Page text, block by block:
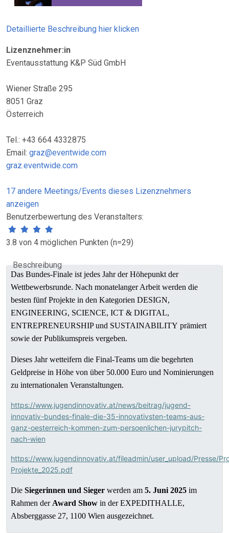
Detaillierte Beschreibung hier klicken
Lizenznehmer:in
Eventausstattung K&P Süd GmbH
Wiener Straße 295
8051 Graz
Österreich
Tel.: +43 664 4332875
Email: graz@eventwide.com
graz.eventwide.com
17 andere Meetings/Events dieses Lizenznehmers
anzeigen
Benutzerbewertung des Veranstalters:
3.8 von 4 möglichen Punkten (n=29)
Beschreibung
Das Bundes-Finale ist jedes Jahr der Höhepunkt der
Wettbewerbsrunde. Nach monatelanger Arbeit werden die
besten fünf Projekte in den Kategorien DESIGN,
ENGINEERING, SCIENCE, ICT & DIGITAL,
ENTREPRENEURSHIP und SUSTAINABILITY prämiert
sowie der Publikumspreis vergeben.
Dieses Jahr wetteifern die Final-Teams um die begehrten
Geldpreise in Höhe von über 50.000 Euro und Nominierungen
zu internationalen Veranstaltungen.
https://www.jugendinnovativ.at/news/beitrag/jugend-
innovativ-bundes-finale-die-35-innovativsten-teams-aus-
ganz-oesterreich-kommen-zum-persoenlichen-jurypitch-
nach-wien
https://www.jugendinnovativ.at/fileadmin/user_upload/Presse/
Projekte_2025.pdf
Die Siegerinnen und Sieger werden am 5. Juni 2025 im
Rahmen der Award Show in der EXPEDITHALLE,
Absberggasse 27, 1100 Wien ausgezeichnet.